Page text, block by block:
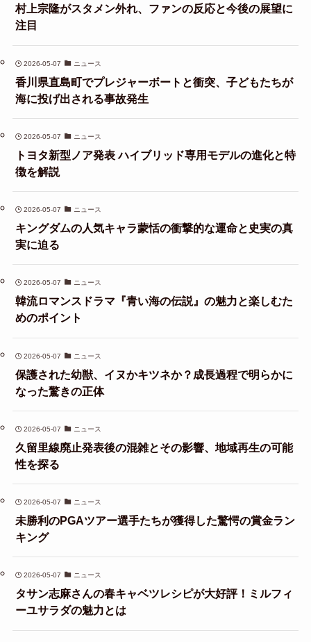
村上宗隆がスタメン外れ、ファンの反応と今後の展望に
注目
2026-05-07 ニュース
香川県直島町でプレジャーボートと衝突、子どもたちが
海に投げ出される事故発生
2026-05-07 ニュース
トヨタ新型ノア発表 ハイブリッド専用モデルの進化と特
徴を解説
2026-05-07 ニュース
キングダムの人気キャラ蒙恬の衝撃的な運命と史実の真
実に迫る
2026-05-07 ニュース
韓流ロマンスドラマ『青い海の伝説』の魅力と楽しむた
めのポイント
2026-05-07 ニュース
保護された幼獣、イヌかキツネか？成長過程で明らかに
なった驚きの正体
2026-05-07 ニュース
久留里線廃止発表後の混雑とその影響、地域再生の可能
性を探る
2026-05-07 ニュース
未勝利のPGAツアー選手たちが獲得した驚愕の賞金ラン
キング
2026-05-07 ニュース
タサン志麻さんの春キャベツレシピが大好評！ミルフィ
ーユサラダの魅力とは